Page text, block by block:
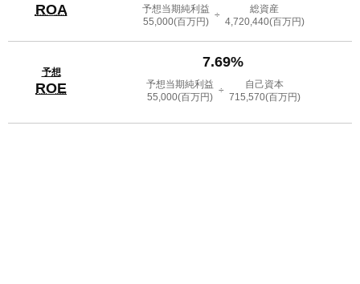
ROA
予想当期純利益
55,000(百万円)
÷
総資産
4,720,440(百万円)
予想
ROE
7.69%
予想当期純利益
55,000(百万円)
÷
自己資本
715,570(百万円)